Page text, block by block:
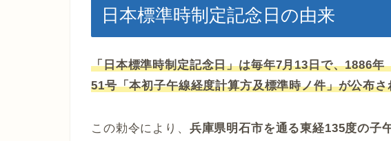
日本標準時制定記念日の由来
「日本標準時制定記念日」は毎年7月13日で、1886
51号「本初子午線経度計算方及標準時ノ件」が公布
この勅令により、 兵庫県明石市を通る東経135度の子